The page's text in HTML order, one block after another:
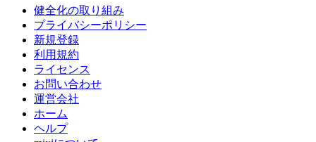
健全化の取り組み
プライバシーポリシー
新規登録
利用規約
ライセンス
お問い合わせ
運営会社
ホーム
ヘルプ